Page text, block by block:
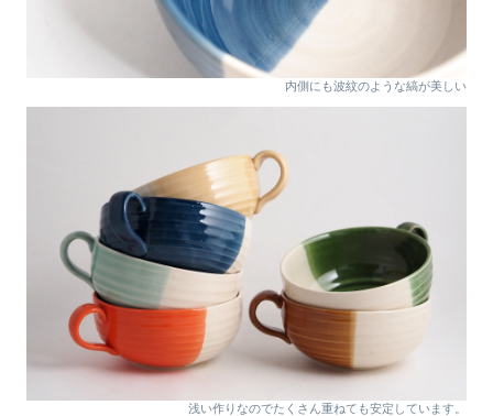
内側にも波紋のような縞が美しい
浅い作りなのでたくさん重ねても安定しています。